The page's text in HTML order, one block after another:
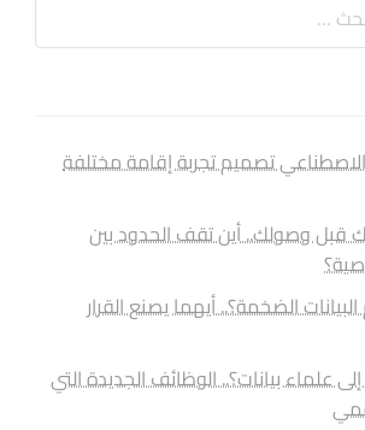
تصميم تجربة إقامة مختلفة
قبل وصولك.. أين تقف الحدود بين
البيانات الضخمة؟.. أيهما يصنع القرار
علماء بيانات؟.. الوظائف الجديدة التي